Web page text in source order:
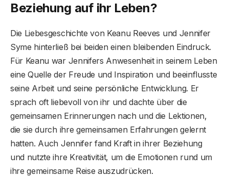
Beziehung auf ihr Leben?
Die Liebesgeschichte von Keanu Reeves und Jennifer
Syme hinterließ bei beiden einen bleibenden Eindruck.
Für Keanu war Jennifers Anwesenheit in seinem Leben
eine Quelle der Freude und Inspiration und beeinflusste
seine Arbeit und seine persönliche Entwicklung. Er
sprach oft liebevoll von ihr und dachte über die
gemeinsamen Erinnerungen nach und die Lektionen,
die sie durch ihre gemeinsamen Erfahrungen gelernt
hatten. Auch Jennifer fand Kraft in ihrer Beziehung
und nutzte ihre Kreativität, um die Emotionen rund um
ihre gemeinsame Reise auszudrücken.